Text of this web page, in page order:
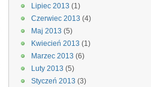
Lipiec 2013 (1)
Czerwiec 2013 (4)
Maj 2013 (5)
Kwiecień 2013 (1)
Marzec 2013 (6)
Luty 2013 (5)
Styczeń 2013 (3)